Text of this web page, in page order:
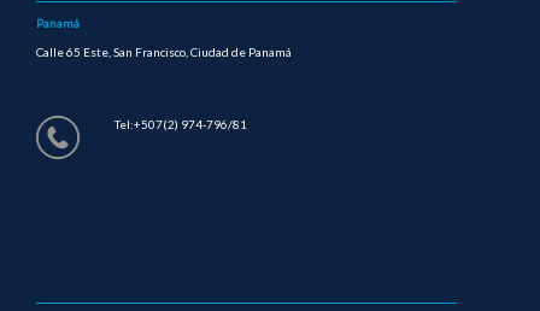
Panamá
Calle 65 Este, San Francisco, Ciudad de Panamá
Tel:+507(2) 974-796/81